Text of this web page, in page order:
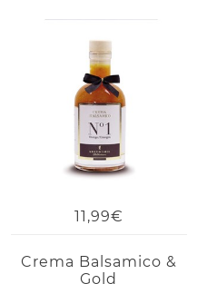
11,99€
Crema Balsamico &
Gold